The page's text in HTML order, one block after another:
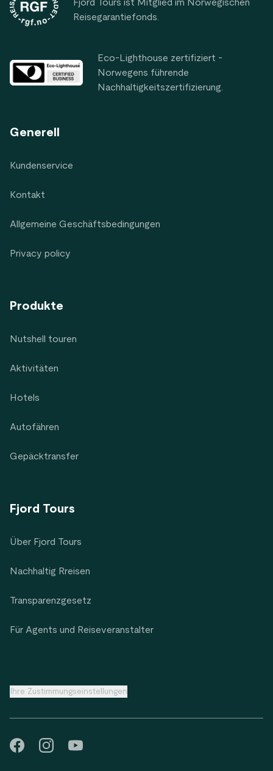
Fjord Tours ist Mitglied im Norwegischen
Reisegarantiefonds.
Eco-Lighthouse zertifiziert -
Norwegens führende
Nachhaltigkeitszertifizierung.
Generell
Kundenservice
Kontakt
Allgemeine Geschäftsbedingungen
Privacy policy
Produkte
Nutshell touren
Aktivitäten
Hotels
Autofähren
Gepäcktransfer
Fjord Tours
Über Fjord Tours
Nachhaltig Rreisen
Transparenzgesetz
Für Agents und Reiseveranstalter
Ihre Zustimmungseinstellungen